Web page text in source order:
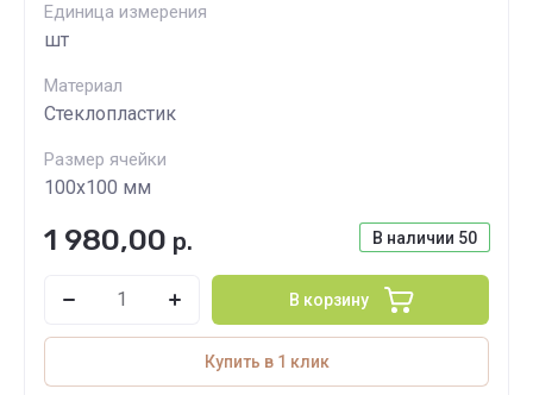
Единица измерения
шт
Материал
Стеклопластик
Размер ячейки
100х100 мм
В наличии 50
1 980,00 р.
В корзину
Купить в 1 клик